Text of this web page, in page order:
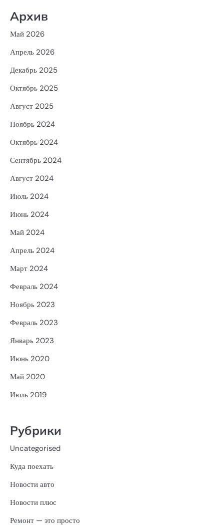
Архив
Май 2026
Апрель 2026
Декабрь 2025
Октябрь 2025
Август 2025
Ноябрь 2024
Октябрь 2024
Сентябрь 2024
Август 2024
Июль 2024
Июнь 2024
Май 2024
Апрель 2024
Март 2024
Февраль 2024
Ноябрь 2023
Февраль 2023
Январь 2023
Июнь 2020
Май 2020
Июль 2019
Рубрики
Uncategorised
Куда поехать
Новости авто
Новости плюс
Ремонт — это просто